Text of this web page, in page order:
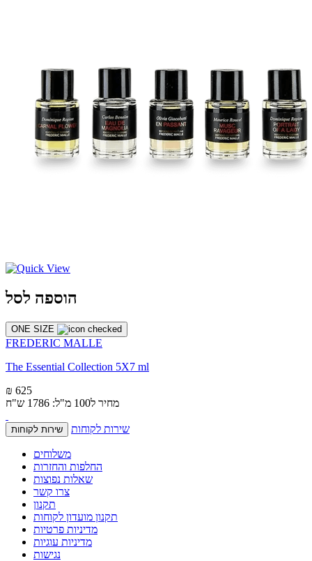
הוספה לסל
ONE SIZE
FREDERIC MALLE
The Essential Collection 5X7 ml
₪ 625
מחיר ל100 מ"ל: 1786 ש"ח
שירות לקוחות שירות לקוחות
משלוחים
החלפות והחזרות
שאלות נפוצות
צרו קשר
תקנון
תקנון מועדון לקוחות
מדיניות פרטיות
מדיניות עוגיות
נגישות